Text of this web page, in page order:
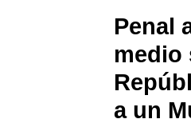
Penal
medio
a un